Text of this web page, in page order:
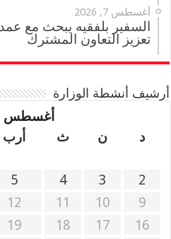
أغسطس 7, 2026
السفير بلفقيه يبحث مع
تعزيز التعاون المشترك
أرشيف أنشطة الوزارة
أغسطس 2026
د
ن ث أرب
2
3
4
5
9
10
11
12
16
17
18
19